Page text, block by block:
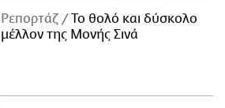
Ρεπορτάζ
Το θολό και δύσκολο
μέλλον της Μονής Σινά